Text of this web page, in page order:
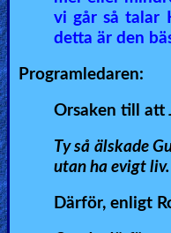
vi går så talar
detta är den
Programledaren:
Orsaken till att
Ty så älskade
utan ha evigt liv.
Därför, enligt